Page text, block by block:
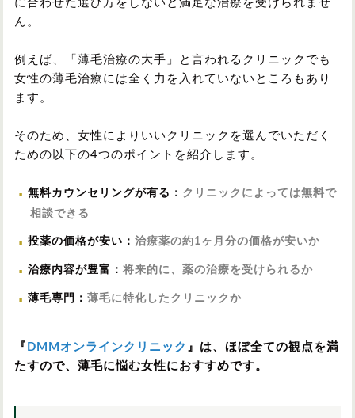
に合わせた選び方をしないと満足な治療を受けられませ
ん。
例えば、「薄毛治療の大手」と言われるクリニックでも
女性の薄毛治療には全く力を入れていないところもあり
ます。
そのため、女性によりいいクリニックを選んでいただく
ための以下の4つのポイントを紹介します。
無料カウンセリングが有る ： クリニックによっては無料で
相談できる
投薬の価格が安い ： 治療薬の約1ヶ月分の価格が安いか
治療内容が豊富 ： 将来的に、薬の治療を受けられるか
薄毛専門 ： 薄毛に特化したクリニックか
『 DMMオンラインクリニック 』は、ほぼ全ての観点を満
たすので、薄毛に悩む女性におすすめです。